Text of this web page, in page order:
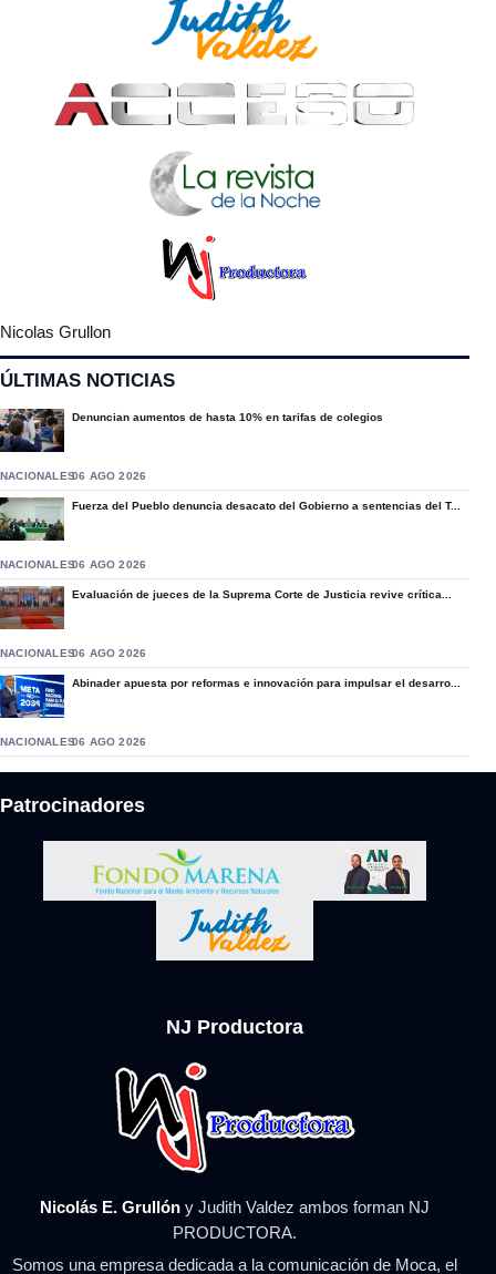
Nicolas Grullon
ÚLTIMAS NOTICIAS
Denuncian aumentos de hasta 10% en tarifas de colegios
NACIONALES06 AGO 2026
Fuerza del Pueblo denuncia desacato del Gobierno a sentencias del T...
NACIONALES06 AGO 2026
Evaluación de jueces de la Suprema Corte de Justicia revive crítica...
NACIONALES06 AGO 2026
Abinader apuesta por reformas e innovación para impulsar el desarro...
NACIONALES06 AGO 2026
Patrocinadores
NJ Productora
Nicolás E. Grullón y Judith Valdez ambos forman NJ
PRODUCTORA.
Somos una empresa dedicada a la comunicación de Moca, el